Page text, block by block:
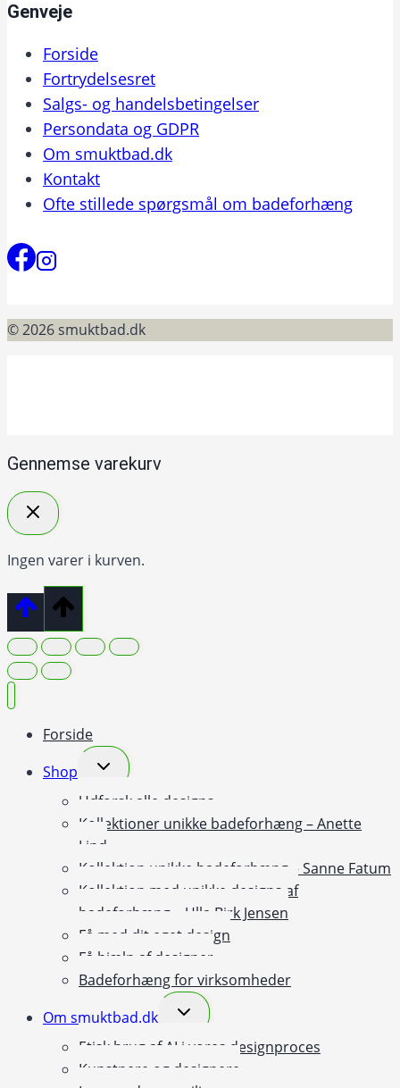
Genveje
Forside
Fortrydelsesret
Salgs- og handelsbetingelser
Persondata og GDPR
Om smuktbad.dk
Kontakt
Ofte stillede spørgsmål om badeforhæng
© 2026 smuktbad.dk
Gennemse varekurv
Ingen varer i kurven.
Forside
Shop
Skift
undermenu
Udforsk alle designs
Kollektioner unikke badeforhæng – Anette
Lind
Kollektion unikke badeforhæng – Sanne Fatum
Kollektion med unikke designs af
badeforhæng – Ulla Birk Jensen
Få med dit eget design
Få hjælp af designer
Badeforhæng for virksomheder
Om smuktbad.dk
Skift
undermenu
Etisk brug af AI i vores designproces
Kunstnere og designere